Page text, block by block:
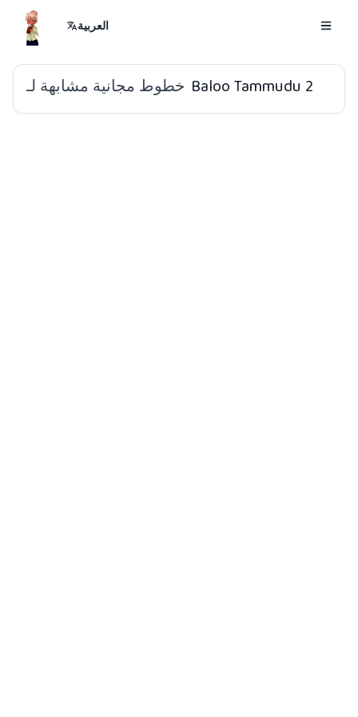
العربية
خطوط مجانية مشابهة لـ Baloo Tammudu 2